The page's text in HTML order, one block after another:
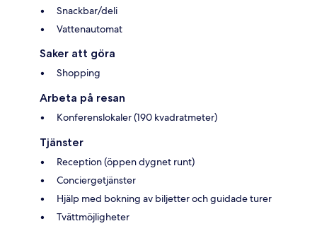
Snackbar/deli
Vattenautomat
Saker att göra
Shopping
Arbeta på resan
Konferenslokaler (190 kvadratmeter)
Tjänster
Reception (öppen dygnet runt)
Conciergetjänster
Hjälp med bokning av biljetter och guidade turer
Tvättmöjligheter